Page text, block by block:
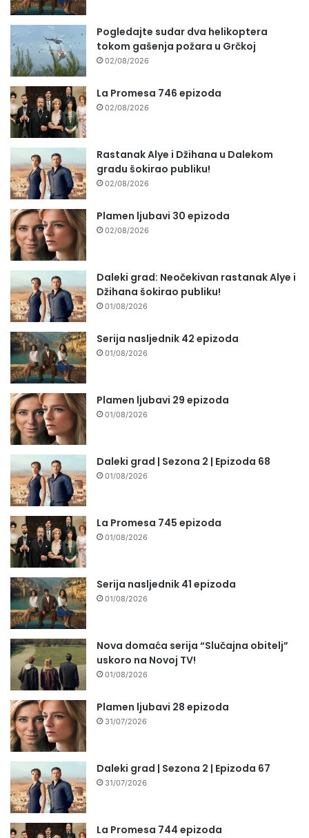
Pogledajte sudar dva helikoptera
tokom gašenja požara u Grčkoj
02/08/2026
La Promesa 746 epizoda
02/08/2026
Rastanak Alye i Džihana u Dalekom
gradu šokirao publiku!
02/08/2026
Plamen ljubavi 30 epizoda
02/08/2026
Daleki grad: Neočekivan rastanak Alye i
Džihana šokirao publiku!
01/08/2026
Serija nasljednik 42 epizoda
01/08/2026
Plamen ljubavi 29 epizoda
01/08/2026
Daleki grad | Sezona 2 | Epizoda 68
01/08/2026
La Promesa 745 epizoda
01/08/2026
Serija nasljednik 41 epizoda
01/08/2026
Nova domaća serija “Slučajna obitelj”
uskoro na Novoj TV!
01/08/2026
Plamen ljubavi 28 epizoda
31/07/2026
Daleki grad | Sezona 2 | Epizoda 67
31/07/2026
La Promesa 744 epizoda